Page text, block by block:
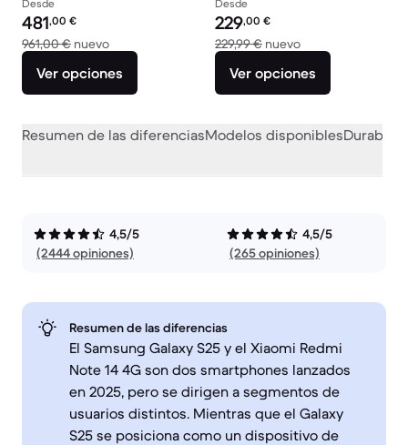
Desde
Precio reacondicionado:
481,00 €
961,00 € nuevoEl dispositivo nuevo vale 961,00 €
Ver opciones
Desde
Precio reacondicionado:
229,00 €
229,99 € nuevoEl dispositivo
Ver opciones
Resumen de las diferenciasModelos disponibles
4,5/5
(2444 opiniones)
4,5/5
(265 opiniones)
Resumen de las diferencias
El Samsung Galaxy S25 y el Xiaomi Redmi
Note 14 4G son dos smartphones lanzados
en 2025, pero se dirigen a segmentos de
usuarios distintos. Mientras que el Galaxy
S25 se posiciona como un dispositivo de